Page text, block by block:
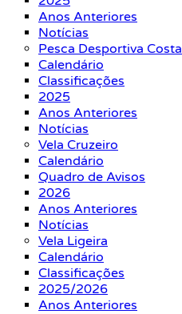
Anos Anteriores
Notícias
Pesca Desportiva Costa
Calendário
Classificações
2025
Anos Anteriores
Notícias
Vela Cruzeiro
Calendário
Quadro de Avisos
2026
Anos Anteriores
Notícias
Vela Ligeira
Calendário
Classificações
2025/2026
Anos Anteriores